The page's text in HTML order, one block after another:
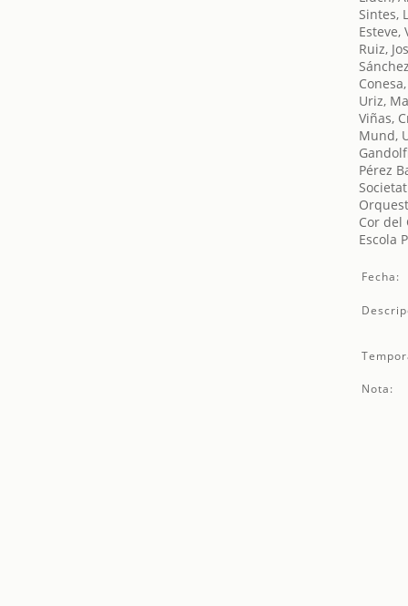
Sintes,
Esteve,
Ruiz,
Uriz,
Viñas,
Mund,
Pérez
Cor del
Escola
Fecha:
Nota: